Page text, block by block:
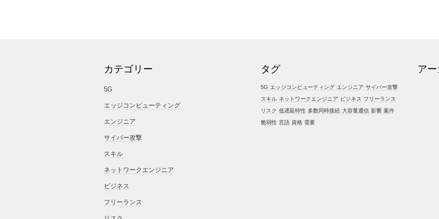
カテゴリー
5G
エッジコンピューティング
エンジニア
サイバー攻撃
スキル
ネットワークエンジニア
ビジネス
フリーランス
タグ
5G エッジコンピューティング エンジニア サイバー攻撃
スキル ネットワークエンジニア ビジネス フリーランス
リスク 低遅延特性 多数同時接続 大容量通信 影響 案件
脆弱性 言語 資格 需要
ア